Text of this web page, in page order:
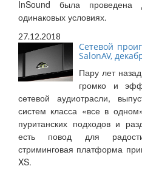
InSound была проведена
одинаковых условиях.
27.12.2018
Сетевой
SalonAV,
Пару лет
громко и
сетевой аудиотрасли,
систем класса «все в
пуританских подходов и
есть повод для
стриминговая платформа
XS.